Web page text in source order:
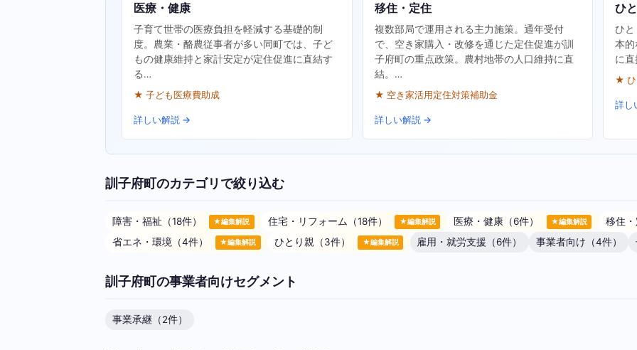
医療・健康
子育て世帯の医療負担を軽減する基礎的制
度。農業・酪農従事者が多い同町では、子ど
もの健康維持と家計安定が定住促進に直結す
る…
★ 子ども医療費助成
詳しい解説 →
移住・定住
複数部局で運用される主力施策。通年受付
で、空き家購入・改修を通じた定住促進が訓
子府町の重点政策。農村地帯の人口維持に直
結。…
★ 空き家活用定住対策補助金
詳しい解説 →
ひ
ひと
本的
に
★ ひ
詳し
訓子府町のカテゴリで絞り込む
障害・福祉（18件） ★編集解説 住宅・リフォーム（18件） ★編集解説 医療・健康（6件） ★編集解説
移住
省エネ・環境（4件）
★編集解説 ひとり親（3件） ★編集解説 雇用・就労支援（6件） 事業者向け（4件）
訓子府町の事業者向けセグメント
事業承継（2件）